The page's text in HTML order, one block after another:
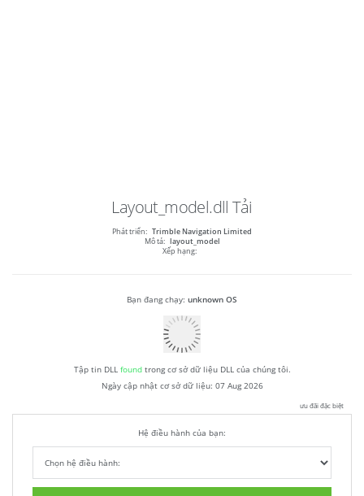
Layout_model.dll Tải
Phát triển: Trimble Navigation Limited
Mô tả: layout_model
Xếp hạng:
Bạn đang chạy: unknown OS
Tập tin DLL foundtrong cơ sở dữ liệu DLL của chúng tôi.
Ngày cập nhật cơ sở dữ liệu: 07 Aug 2026
ưu đãi đặc biệt
Hệ điều hành của bạn: